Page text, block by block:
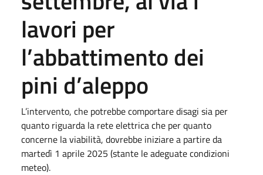
lavori per
l’abbattimento dei
pini d’aleppo
L’intervento, che potrebbe comportare disagi sia per
quanto riguarda la rete elettrica che per quanto
concerne la viabilità, dovrebbe iniziare a partire da
martedì 1 aprile 2025 (stante le adeguate condizioni
meteo).